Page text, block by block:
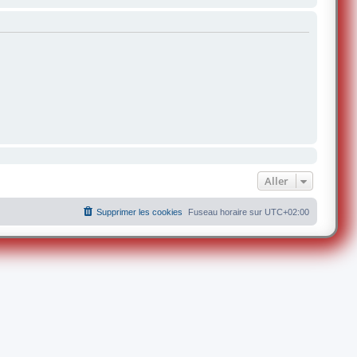
Aller
Fuseau horaire sur UTC+02:00
Supprimer les cookies